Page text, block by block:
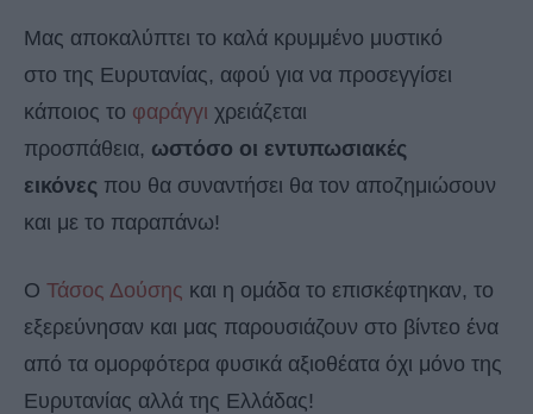
Μας αποκαλύπτει το καλά κρυμμένο μυστικό
στο της Ευρυτανίας, αφού για να προσεγγίσει
κάποιος το φαράγγι χρειάζεται
προσπάθεια, ωστόσο οι εντυπωσιακές
εικόνες που θα συναντήσει θα τον αποζημιώσουν
και με το παραπάνω!
Ο Τάσος Δούσης και η ομάδα το επισκέφτηκαν, το
εξερεύνησαν και μας παρουσιάζουν στο βίντεο ένα
από τα ομορφότερα φυσικά αξιοθέατα όχι μόνο της
Ευρυτανίας αλλά της Ελλάδας!